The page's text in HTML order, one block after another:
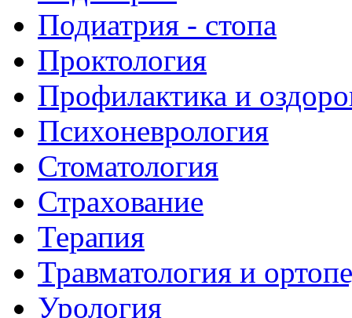
Подиатрия - стопа
Проктология
Профилактика и
Психоневрология
Стоматология
Страхование
Терапия
Травматология и
Урология